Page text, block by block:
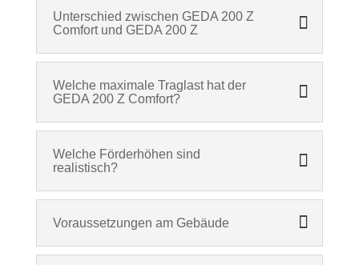
Unterschied zwischen GEDA 200 Z
Comfort und GEDA 200 Z
Welche maximale Traglast hat der
GEDA 200 Z Comfort?
Welche Förderhöhen sind
realistisch?
Voraussetzungen am Gebäude